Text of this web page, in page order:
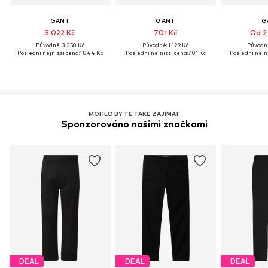
GANT
3 022 Kč
Původně: 3 358 Kč
Poslední nejnižší cena:1 844 Kč
GANT
701 Kč
Původně: 1 129 Kč
Poslední nejnižší cena:701 Kč
Od
Poslední
MOHLO BY TĚ TAKÉ ZAJÍMAT
Sponzorováno našimi značkami
DEAL DEAL DEAL